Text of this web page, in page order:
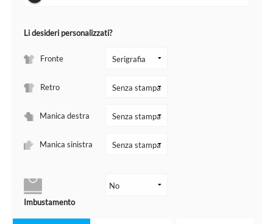
Li desideri personalizzati?
Fronte
Retro
Manica destra
Manica sinistra
Imbustamento